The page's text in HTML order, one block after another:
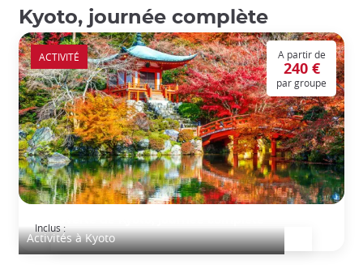
Kyoto, journée complète
Activités à Kyoto
A partir de
240 €
par groupe
Inclus :
ACTIVITÉ